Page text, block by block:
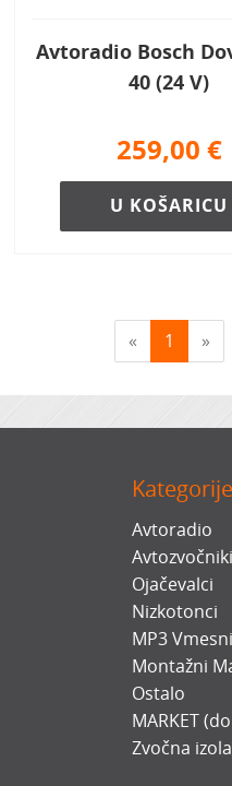
Avtoradio Bosch
40 (24 V)
259,00 €
U KOŠARICU
« 1 »
Kategorije
Avtoradio
Avtozvočniki
Ojačevalci
Nizkotonci
MP3
Montažni
Ostalo
MARKET
Zvočna